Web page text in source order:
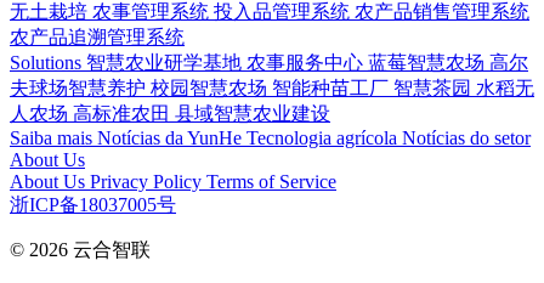
无土栽培 农事管理系统 投入品管理系统 农产品销售管理系统
农产品追溯管理系统
Solutions 智慧农业研学基地 农事服务中心 蓝莓智慧农场 高尔
夫球场智慧养护 校园智慧农场 智能种苗工厂 智慧茶园 水稻无
人农场 高标准农田 县域智慧农业建设
Saiba mais Notícias da YunHe Tecnologia agrícola Notícias do setor
About Us
About Us Privacy Policy Terms of Service
浙ICP备18037005号
© 2026 云合智联